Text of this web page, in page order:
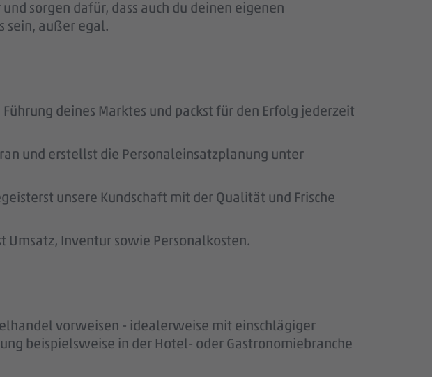
sorgen dafür, dass auch du deinen eigenen
sein, außer egal.
deines Marktes und packst für den Erfolg jederzeit
und erstellst die Personaleinsatzplanung unter
unsere Kundschaft mit der Qualität und Frische
Umsatz, Inventur sowie Personalkosten.
vorweisen - idealerweise mit einschlägiger
beispielsweise in der Hotel- oder Gastronomiebranche